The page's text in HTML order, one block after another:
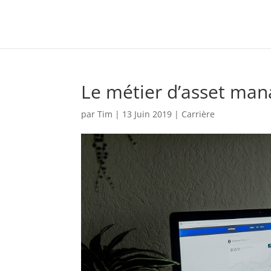
Le métier d’asset
parTim | 13 Juin 2019 | Carrière